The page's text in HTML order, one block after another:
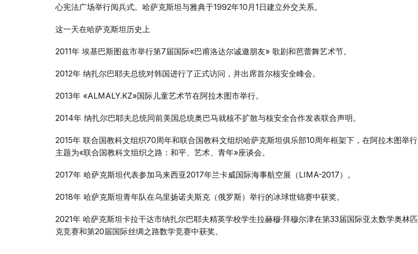
心宪法广场举行阅兵式。哈萨克斯坦与雅典于1992年10月1日建立外交关系。
这一天在哈萨克斯坦历史上
2011年 埃基巴斯图兹市举行第7届国际«巴甫洛达尔诚邀朋友» 歌剧和芭蕾舞艺术节。
2012年 纳扎尔巴耶夫总统对韩国进行了正式访问，并出席首尔核安全峰会。
2013年 «ALMALY.KZ»国际儿童艺术节在阿拉木图市举行。
2014年 纳扎尔巴耶夫总统同前美国总统奥巴马就核不扩散与核安全合作发表联合声明。
2015年 联合国教科文组织70周年和联合国教科文组织哈萨克斯坦俱乐部10周年框架下，在阿拉木图举行
主题为«联合国教科文组织之路：和平、艺术、青年»座谈会。
2017年 哈萨克斯坦代表参加马来西亚2017年兰卡威国际海事航空展（LIMA-2017）。
2018年 哈萨克斯坦青年队在乌里扬诺夫斯克（俄罗斯）举行的冰球世锦赛中获奖。
2021年 哈萨克斯坦卡拉干达市纳扎尔巴耶夫精英学校学生拉赫穆·拜穆尔津在第33届国际亚太数学奥林匹
克竞赛和第20届国际丝绸之路数学竞赛中获奖。